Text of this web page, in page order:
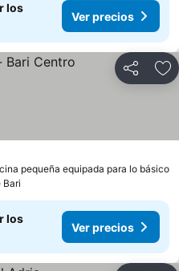
los
Ver precios
Compartir
pequeña equipada para lo básico
Bari
los
Ver precios